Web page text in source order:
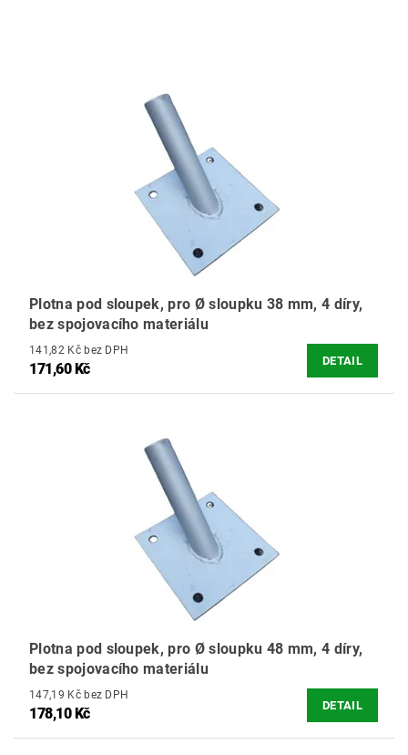
Plotna pod sloupek, pro Ø sloupku 38 mm, 4 díry,
bez spojovacího materiálu
141,82 Kč bez DPH
171,60 Kč DETAIL
Plotna pod sloupek, pro Ø sloupku 48 mm, 4 díry,
bez spojovacího materiálu
147,19 Kč bez DPH
178,10 Kč DETAIL